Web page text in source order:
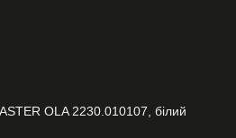
OLA 2230.010107, білий